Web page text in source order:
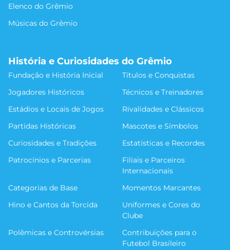
Elenco do Grêmio
Músicas do Grêmio
História e Curiosidades do Grêmio
Fundação e História Inicial
Títulos e Conquistas
Jogadores Históricos
Técnicos e Treinadores
Estádios e Locais de Jogos
Rivalidades e Clássicos
Partidas Históricas
Mascotes e Símbolos
Curiosidades e Tradições
Estatísticas e Recordes
Patrocínios e Parcerias
Filiais e Parceiros
Internacionais
Categorias de Base
Momentos Marcantes
Hino e Cantos da Torcida
Uniformes e Cores do
Clube
Polêmicas e Controvérsias
Contribuições para o
Futebol Brasileiro